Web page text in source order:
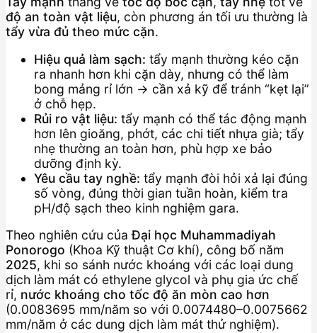
độ an toàn vật liệu, còn phương án tối ưu thường là
tẩy vừa đủ theo mức cặn.
Hiệu quả làm sạch: tẩy mạnh thường kéo cặn
ra nhanh hơn khi cặn dày, nhưng có thể làm
bong mảng rỉ lớn → cần xả kỹ để tránh “kẹt lại”
ở chỗ hẹp.
Rủi ro vật liệu: tẩy mạnh có thể tác động mạnh
hơn lên gioăng, phớt, các chi tiết nhựa già; tẩy
nhẹ thường an toàn hơn, phù hợp xe bảo
dưỡng định kỳ.
Yêu cầu tay nghề: tẩy mạnh đòi hỏi xả lại đúng
số vòng, đúng thời gian tuần hoàn, kiểm tra
pH/độ sạch theo kinh nghiệm gara.
Theo nghiên cứu củaĐại học Muhammadiyah
Ponorogo (Khoa Kỹ thuật Cơ khí), công bố năm
2025, khi so sánh nước khoáng với các loại dung
dịch làm mát có ethylene glycol và phụ gia ức chế
rỉ, nước khoáng cho tốc độ ăn mòn cao hơn
(0.0083695 mm/năm so với 0.0074480–0.0075662
mm/năm ở các dung dịch làm mát thử nghiệm).